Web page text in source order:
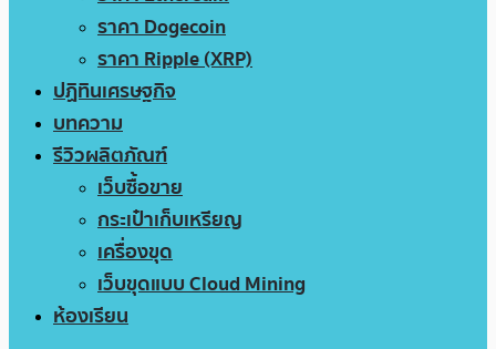
ราคา Dogecoin
ราคา Ripple (XRP)
ปฏิทินเศรษฐกิจ
บทความ
รีวิวผลิตภัณฑ์
เว็บซื้อขาย
กระเป๋าเก็บเหรียญ
เครื่องขุด
เว็บขุดแบบ Cloud Mining
ห้องเรียน